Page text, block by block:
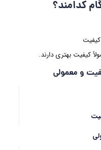
کدامند؟
کیفیت
کیفیت بهتری دارند.
و معمولی